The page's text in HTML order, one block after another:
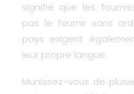
signifie que les
pas le fournir sans
pays exigent
leur propre langue.
Munissez-vous de